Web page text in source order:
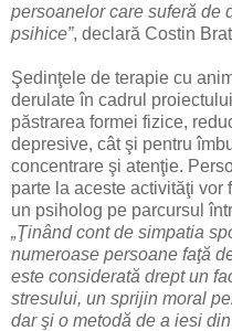
persoanelor care suferă de
psihice”, declară Costin
Şedinţele de terapie cu
derulate în cadrul
păstrarea formei fizice,
depresive, cât şi pentru
concentrare şi atenţie.
parte la aceste activităţi
un psiholog pe parcursul
„Ţinând cont de simpatia
numeroase persoane faţă
este considerată drept un
stresului, un sprijin moral
dar şi o metodă de a iesi